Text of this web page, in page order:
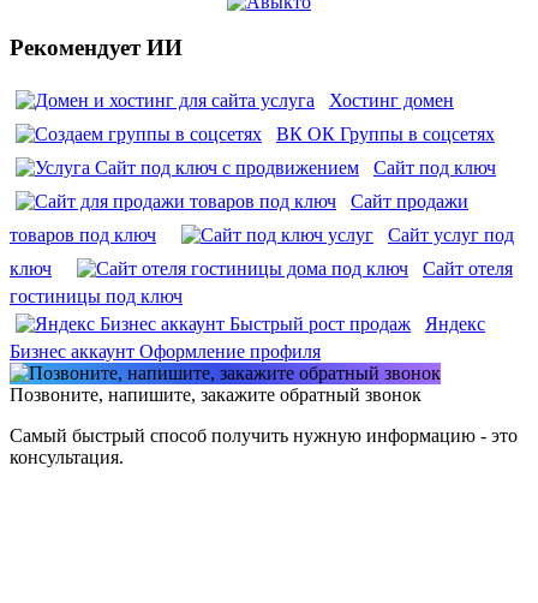
Рекомендует ИИ
Хостинг домен
ВК ОК Группы в соцсетях
Сайт под ключ
Сайт продажи
товаров под ключ
Сайт услуг под
ключ
Сайт отеля
гостиницы под ключ
Яндекс
Бизнес аккаунт Оформление профиля
Позвоните, напишите, закажите обратный звонок
Самый быстрый способ получить нужную информацию - это
консультация.